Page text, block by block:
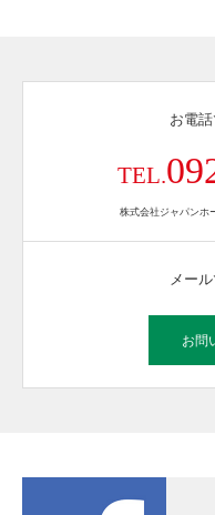
お電
TEL.
株式会社ジャパンホ
メー
お問